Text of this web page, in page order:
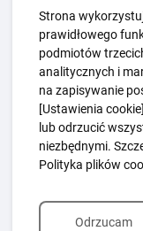
Igrzyska
Kwalifikacje ZSK
Edukacja
Polityka
Polityka plików
Strona
prawidłowego
podmiotów
analitycznych i
na zapisywanie
[Ustawienia
lub odrzucić
niezbędnymi.
Polityka plików
Odrzucam